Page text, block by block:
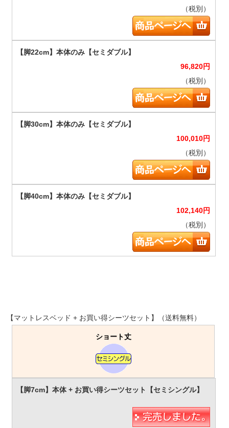
（税別）
96,820円
（税別）
100,010円
（税別）
102,140円
（税別）
【マットレスベッド + お買い得シーツセット】（送料無料）
ショート丈